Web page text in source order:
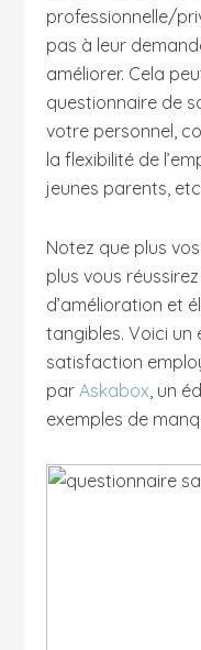
professionnelle/
pas à leur
améliorer. Cela
questionnaire de
votre personnel,
la flexibilité de
jeunes parents,
Notez que plus
plus vous
d’amélioration et
tangibles. Voici un
satisfaction
parAskabox, un
exemples de